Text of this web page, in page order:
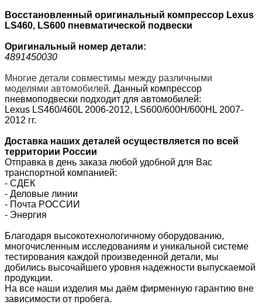
Восстановленный оригинальный компрессор Lexus
LS460, LS600 пневматической подвески
Оригинальный номер детали:
4891450030
Многие детали совместимы между различными
моделями автомобилей. Данный компрессор
пневмоподвески подходит для автомобилей:
Lexus LS460/460L 2006-2012, LS600/600H/600HL 2007-
2012 гг.
Доставка наших деталей осуществляется по всей
территории России
Отправка в день заказа любой удобной для Вас
транспортной компанией:
- СДЕК
- Деловые линии
- Почта РОССИИ
- Энергия
Благодаря высокотехнологичному оборудованию,
многочисленным исследованиям и уникальной системе
тестирования каждой произведенной детали, мы
добились высочайшего уровня надежности выпускаемой
продукции.
На все наши изделия мы даём фирменную гарантию вне
зависимости от пробега.